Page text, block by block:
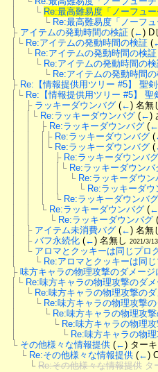
│　　└ Re:最高難易度「ノーフュ
│　　　└ Re:最高難易度「ノーフ
├ アイテムの発動時間の検証 (←) D
│└ Re:アイテムの発動時間の検証 (
│　└ Re:アイテムの発動時間の検証
│　　└ Re:アイテムの発動時間の
│　　　└ Re:アイテムの発動時間
├ Re:【情報提供用ツリー #5】 聖
│└ Re:【情報提供用ツリー #5】
│　├ ラッキーダウンバグ (←) 名無
│　│└ Re:ラッキーダウンバグ (←)
│　│　├ Re:ラッキーダウンバグ (←
│　│　│├ Re:ラッキーダウンバグ (
│　│　│└ Re:ラッキーダウンバグ (
│　│　│　├ Re:ラッキーダウンバグ
│　│　│　│└ Re:ラッキーダウンバ
│　│　│　│　└ Re:ラッキーダウン
│　│　│　│　　└ Re:ラッキーダウ
│　│　│　└ Re:ラッキーダウンバグ
│　│　└ Re:ラッキーダウンバグ (←
│　│　　└ Re:ラッキーダウンバグ (
│　├ アイテム未消費バグ (←) 名無
│　├ バフ永続化 (←) 名無し 2021/3/
│　└ アロマとクッキーは同じプロ
│　　└ Re:アロマとクッキーは同
├ 味方キャラの物理攻撃のダメージ
│└ Re:味方キャラの物理攻撃のダ
│　└ Re:味方キャラの物理攻撃の
│　　└ Re:味方キャラの物理攻撃
│　　　└ Re:味方キャラの物理攻
│　　　　└ Re:味方キャラの物理
│　　　　　└ Re:味方キャラの物
└ その他様々な情報提供 (←) ター
└ Re:その他様々な情報提供 (←)
└ Re:その他様々な情報提供 タ